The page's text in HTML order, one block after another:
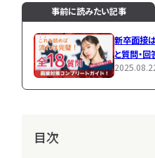
事前に読みたい記事
新卒面接
と質問・
説！
就活エージェン
ト使うべき？
2025.08.29
目次